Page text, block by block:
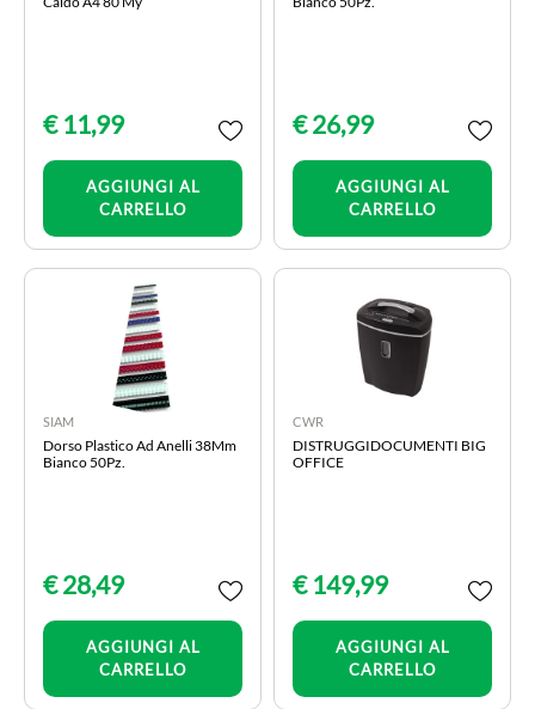
€ 11,99
AGGIUNGI AL
CARRELLO
€ 26,99
AGGIUNGI AL
CARRELLO
SIAM
Dorso Plastico Ad Anelli 38Mm
Bianco 50Pz.
€ 28,49
AGGIUNGI AL
CARRELLO
CWR
DISTRUGGIDOCUMENTI BIG
OFFICE
€ 149,99
AGGIUNGI AL
CARRELLO